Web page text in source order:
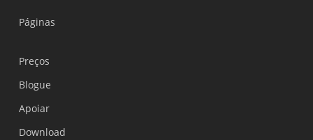
Páginas
Preços
Blogue
Apoiar
Download